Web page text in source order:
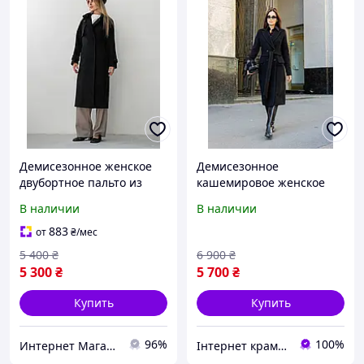
Демисезонное женское
двубортное пальто из
пелериной Pазмеры 40-
50
В наличии
от883₴/мес
5 300₴
5 400 ₴
Купить
Интернет Магазин Олеся 96%
Демисезонное
кашемировое женское
цвета
В наличии
5 700₴
6 900 ₴
Купить
Інтернет крамничка "Nika Star" 100%